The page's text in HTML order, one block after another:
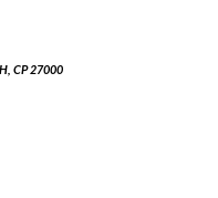
CP 27000